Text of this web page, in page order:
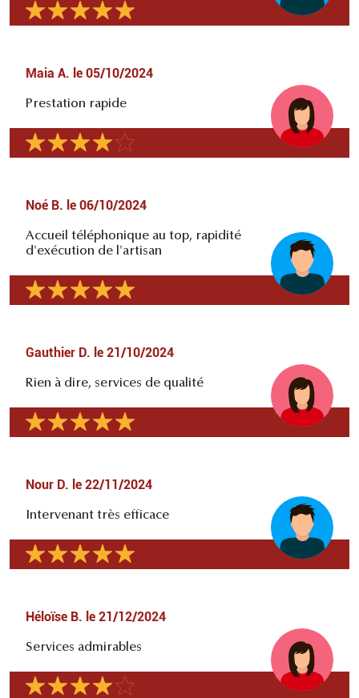
Maia A. le 05/10/2024
Prestation rapide
Noé B. le 06/10/2024
Accueil téléphonique au top, rapidité
d'exécution de l'artisan
Gauthier D. le 21/10/2024
Rien à dire, services de qualité
Nour D. le 22/11/2024
Intervenant très efficace
Héloïse B. le 21/12/2024
Services admirables